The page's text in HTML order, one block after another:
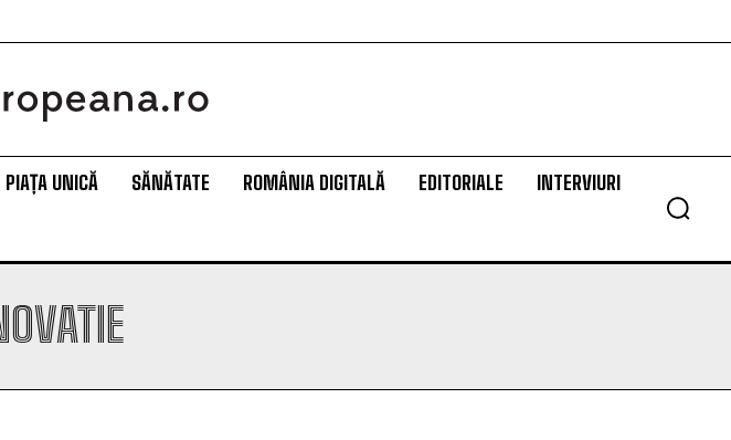
PIAȚA UNICĂ SĂNĂTATE ROMÂNIA DIGITALĂ EDITORIALE INTERVIURI